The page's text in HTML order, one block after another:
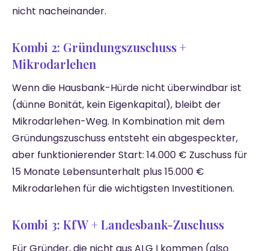
nicht nacheinander.
Kombi 2: Gründungszuschuss +
Mikrodarlehen
Wenn die Hausbank-Hürde nicht überwindbar ist
(dünne Bonität, kein Eigenkapital), bleibt der
Mikrodarlehen-Weg. In Kombination mit dem
Gründungszuschuss entsteht ein abgespeckter,
aber funktionierender Start: 14.000 € Zuschuss für
15 Monate Lebensunterhalt plus 15.000 €
Mikrodarlehen für die wichtigsten Investitionen.
Kombi 3: KfW + Landesbank-Zuschuss